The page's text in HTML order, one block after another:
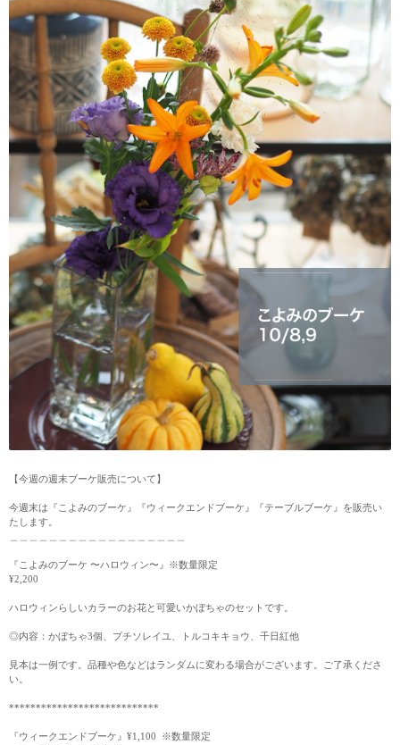
【今週の週末ブーケ販売について】
今週末は『こよみのブーケ』『ウィークエンドブーケ』『テーブルブーケ』を販売い
たします。
『こよみのブーケ 〜ハロウィン〜』※数量限定
¥2,200
ハロウィンらしいカラーのお花と可愛いかぼちゃのセットです。
◎内容：かぼちゃ3個、プチソレイユ、トルコキキョウ、千日紅他
見本は一例です。品種や色などはランダムに変わる場合がございます。ご了承くださ
い。
****************************
『ウィークエンドブーケ』¥1,100 ※数量限定